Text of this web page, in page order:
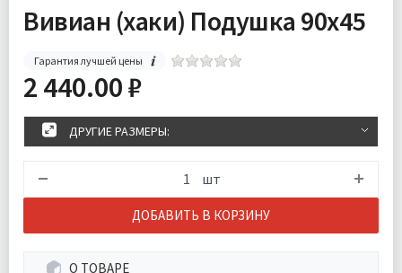
Вивиан (хаки) Подушка 90х45
Гарантия лучшей цены
2 440.00 ₽
ДРУГИЕ РАЗМЕРЫ:
шт
ДОБАВИТЬ В КОРЗИНУ
О ТОВАРЕ